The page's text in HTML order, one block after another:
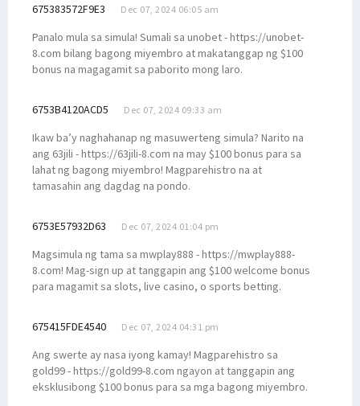
675383572F9E3 Dec 07, 2024 06:05 am
Panalo mula sa simula! Sumali sa unobet - https://unobet-
8.com bilang bagong miyembro at makatanggap ng $100
bonus na magagamit sa paborito mong laro.
6753B4120ACD5 Dec 07, 2024 09:33 am
Ikaw ba’y naghahanap ng masuwerteng simula? Narito na
ang 63jili - https://63jili-8.com na may $100 bonus para sa
lahat ng bagong miyembro! Magparehistro na at
tamasahin ang dagdag na pondo.
6753E57932D63 Dec 07, 2024 01:04 pm
Magsimula ng tama sa mwplay888 - https://mwplay888-
8.com! Mag-sign up at tanggapin ang $100 welcome bonus
para magamit sa slots, live casino, o sports betting.
675415FDE4540 Dec 07, 2024 04:31 pm
Ang swerte ay nasa iyong kamay! Magparehistro sa
gold99 - https://gold99-8.com ngayon at tanggapin ang
eksklusibong $100 bonus para sa mga bagong miyembro.